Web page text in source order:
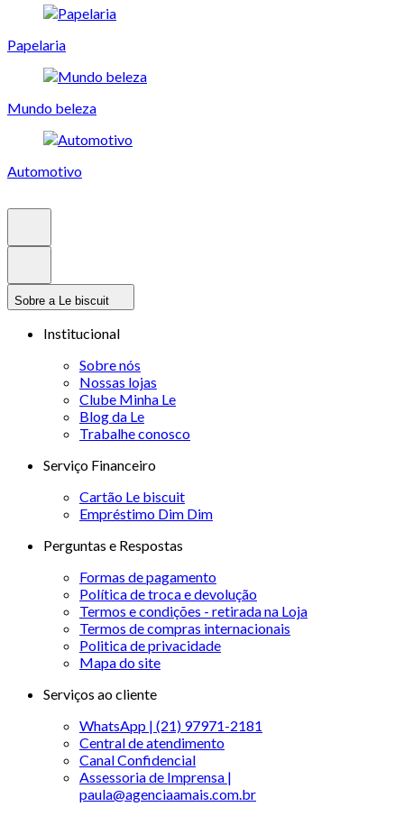
Papelaria
Mundo beleza
Automotivo
Sobre a Le biscuit
Institucional
Sobre nós
Nossas lojas
Clube Minha Le
Blog da Le
Trabalhe conosco
Serviço Financeiro
Cartão Le biscuit
Empréstimo Dim Dim
Perguntas e Respostas
Formas de pagamento
Política de troca e devolução
Termos e condições - retirada na Loja
Termos de compras internacionais
Politica de privacidade
Mapa do site
Serviços ao cliente
WhatsApp | (21) 97971-2181
Central de atendimento
Canal Confidencial
Assessoria de Imprensa |
paula@agenciaamais.com.br